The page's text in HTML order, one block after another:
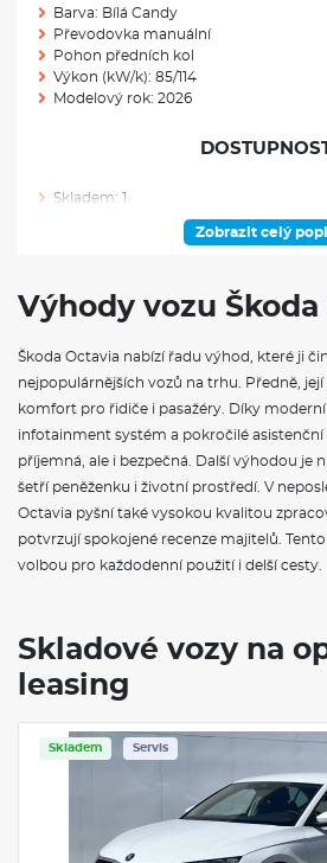
Barva: Bílá Candy
Převodovka manuální
Pohon předních kol
Výkon (kW/k): 85/114
Modelový rok: 2026
Skladem: 1
Rezervní kolo (neplnohodnotné)
Disky kol z lehké slitiny Mensa 17"
Pneumatiky 205/55 R17 91V
Krytky šroubů kol
Parkovací kamera vzadu
Parkovací senzory vpředu
Top LED zadní světla s animovanými
City plus
VÝBAVA VE VÝBAVA
Roletový kryt zavazadlového prostoru
Deštník ve dveřích řidiče
Vnitřní zpětné zrcátko s
Sluneční clony s kosmetickým
spolujezdce
Kožená hlavice řadící páky
Dekorativní obložení palubní desky
Dvouzónová klimatizace Climatronic
Osvětlení zavazadlového prostoru
Zobrazit celý
Výhody vozu
Škoda Octavia nabízí řadu výhod, které ji
nejpopulárnějších vozů na trhu. Předně,
komfort pro řidiče i pasažéry. Díky
infotainment systém a pokročilé asistenční
příjemná, ale i bezpečná. Další výhodou je
šetří peněženku i životní prostředí. V
Octavia pyšní také vysokou kvalitou
potvrzují spokojené recenze majitelů.
volbou pro každodenní použití i delší cesty.
Skladové vozy na
leasing
Skladem Servis